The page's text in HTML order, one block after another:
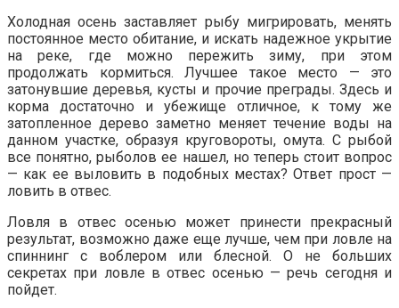
Холодная осень заставляет рыбу мигрировать, менять
постоянное место обитание, и искать надежное укрытие
на реке, где можно пережить зиму, при этом
продолжать кормиться. Лучшее такое место — это
затонувшие деревья, кусты и прочие преграды. Здесь и
корма достаточно и убежище отличное, к тому же
затопленное дерево заметно меняет течение воды на
данном участке, образуя круговороты, омута. С рыбой
все понятно, рыболов ее нашел, но теперь стоит вопрос
— как ее выловить в подобных местах? Ответ прост —
ловить в отвес.
Ловля в отвес осенью может принести прекрасный
результат, возможно даже еще лучше, чем при ловле на
спиннинг с воблером или блесной. О не больших
секретах при ловле в отвес осенью — речь сегодня и
пойдет.